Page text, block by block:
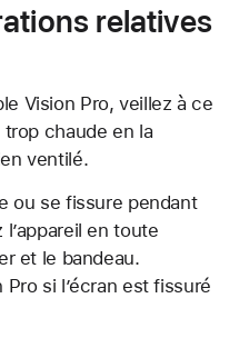
relatives
Vision Pro, veillez à ce
chaude en la
ventilé.
ou se fissure pendant
en toute
et le bandeau.
Pro si l’écran est fissuré